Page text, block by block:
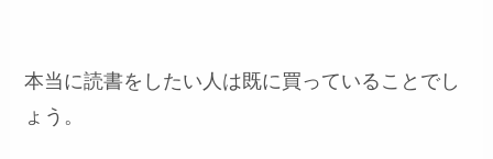
本当に読書をしたい人は既に買っていることでし
ょう。